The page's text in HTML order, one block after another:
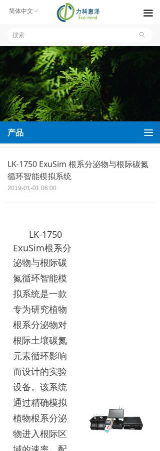
끀
产品中心
解决方案
新闻中心
关于我们
联系我们
文件下载
ꀅ
简体中文
ꄙ
LK-1750 ExuSim 根系分泌物与根际碳氮
循环智能模拟系统
LK-1750
ExuSim根系分
泌物与根际碳
氮循环智能模
拟系统是一款
专为研究植物
根系分泌物对
根际土壤碳氮
元素循环影响
而设计的实验
设备。该系统
通过精确模拟
植物根系分泌
物进入根际区
2019-01-01 06:00
产品 끀